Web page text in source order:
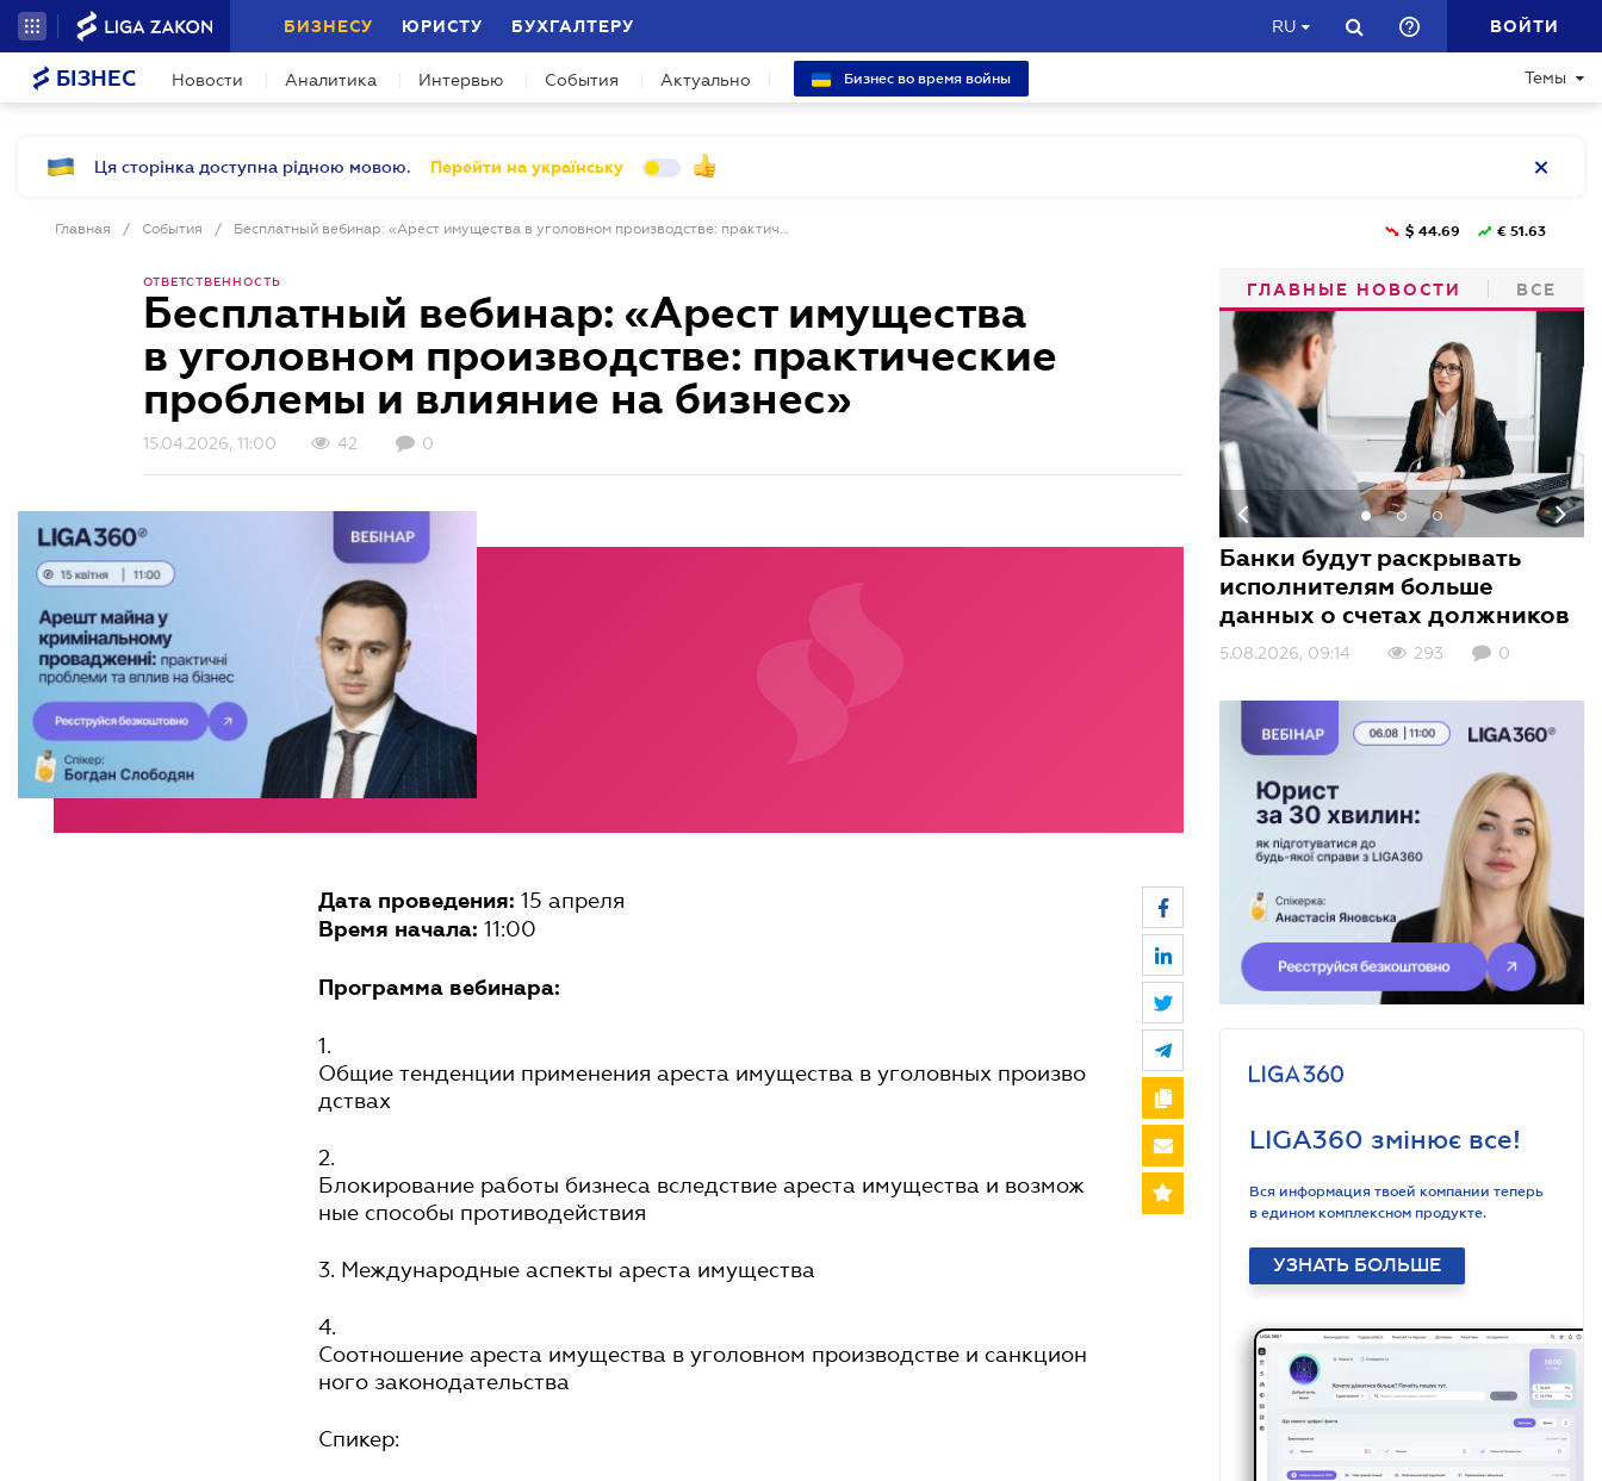
БИЗНЕСУ ЮРИСТУ БУХГАЛТЕРУ RU ВОЙТИ
БІЗНЕС Новости Аналитика Интервью События Актуально Бизнес во время войны Темы
Ця сторінка доступна рідною мовою. Перейти на українську
Главная / События / Бесплатный вебинар: «Арест имущества в уголовном производстве: практические проблемы и влияние на бизнес» $ 44.69 € 51.63
ОТВЕТСТВЕННОСТЬ
Бесплатный вебинар: «Арест имущества
в уголовном производстве: практические
проблемы и влияние на бизнес»
15.04.2026, 11:00 42 0
Дата проведения: 15 апреля
Время начала: 11:00
Программа вебинара:
1.
Общие тенденции применения ареста имущества в уголовных произво
дствах
2.
Блокирование работы бизнеса вследствие ареста имущества и возмож
ные способы противодействия
3. Международные аспекты ареста имущества
4.
Соотношение ареста имущества в уголовном производстве и санкцион
ного законодательства
Спикер:
ГЛАВНЫЕ НОВОСТИ ВСЕ
Банки будут раскрывать
исполнителям больше
данных о счетах должников
5.08.2026, 09:14 293 0
3.08.2026, 10:01 347 0
3.08.2026, 09:00 137 0
LIGA360 змінює все!
Вся информация твоей компании теперь
в едином комплексном продукте.
УЗНАТЬ БОЛЬШЕ